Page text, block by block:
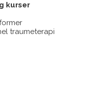
kurser
traumeterapi